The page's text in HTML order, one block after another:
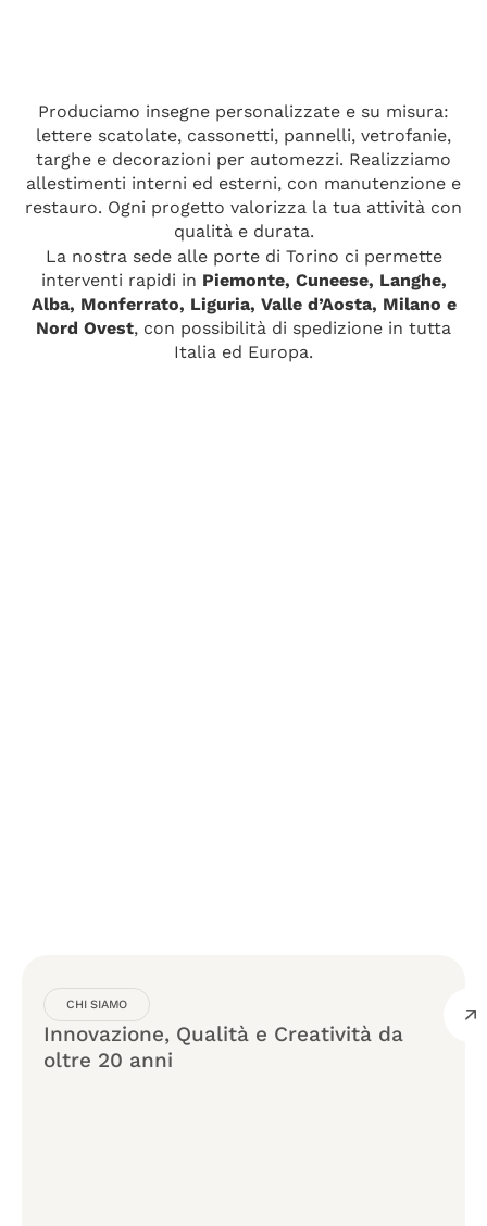
Produciamo insegne personalizzate e su misura:
lettere scatolate, cassonetti, pannelli, vetrofanie,
targhe e decorazioni per automezzi. Realizziamo
allestimenti interni ed esterni, con manutenzione e
restauro. Ogni progetto valorizza la tua attività con
qualità e durata.
La nostra sede alle porte di Torino ci permette
interventi rapidi in Piemonte, Cuneese, Langhe,
Alba, Monferrato, Liguria, Valle d’Aosta, Milano e
Nord Ovest, con possibilità di spedizione in tutta
Italia ed Europa.
CHI SIAMO
Innovazione, Qualità e Creatività da
oltre 20 anni